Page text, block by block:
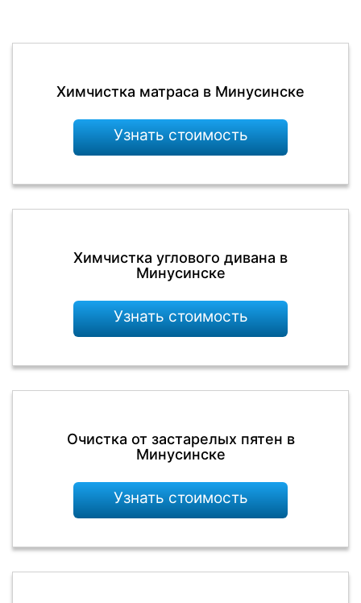
Химчистка матраса в Минусинске
Узнать стоимость
Химчистка углового дивана в
Минусинске
Узнать стоимость
Очистка от застарелых пятен в
Минусинске
Узнать стоимость